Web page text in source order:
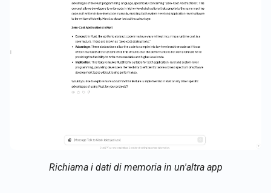
Richiama i dati di memoria in un'altra app